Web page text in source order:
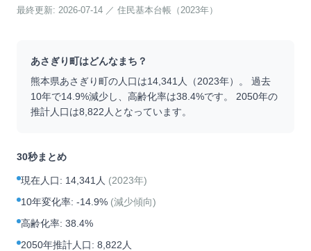
最終更新: 2026-07-14 ／ 住民基本台帳（2023年）
あさぎり町はどんなまち？
熊本県あさぎり町の人口は14,341 人（2023年）。 過去
10年で14.9%減少し、高齢化率は38.4%です。 2050年の
推計人口は8,822 人となっています。
30秒まとめ
現在人口: 14,341人 (2023年)
10年変化率: -14.9% (減少傾向)
高齢化率: 38.4%
2050年推計人口: 8,822人